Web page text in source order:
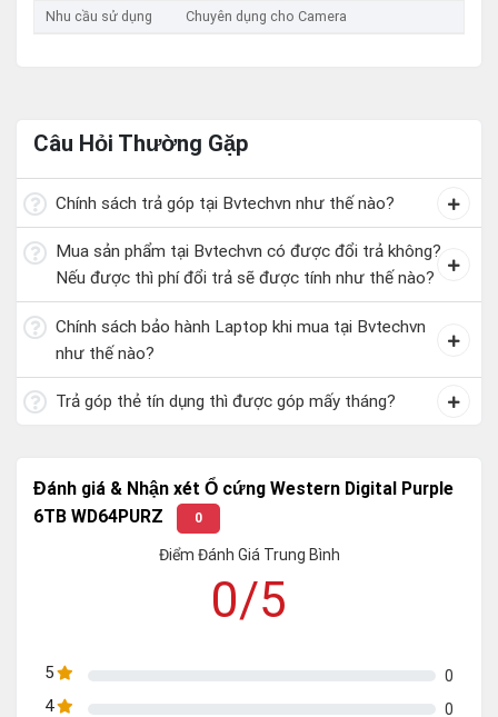
Nhu cầu sử dụng
Chuyên dụng cho Camera
Câu Hỏi Thường Gặp
Chính sách trả góp tại Bvtechvn như thế nào?
Mua sản phẩm tại Bvtechvn có được đổi trả không?
Nếu được thì phí đổi trả sẽ được tính như thế nào?
Chính sách bảo hành Laptop khi mua tại Bvtechvn
như thế nào?
Trả góp thẻ tín dụng thì được góp mấy tháng?
Đánh giá & Nhận xét Ổ cứng Western Digital Purple
6TB WD64PURZ
0
Điểm Đánh Giá Trung Bình
0/5
5 0
4 0